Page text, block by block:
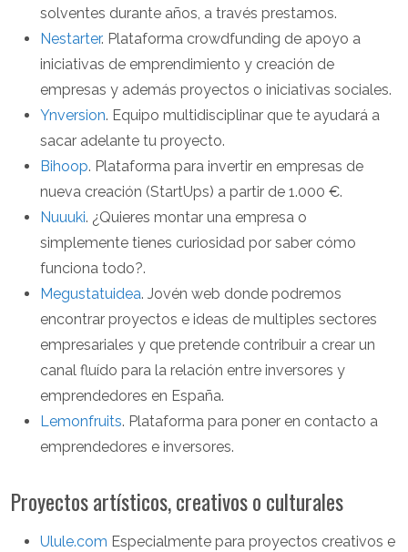
solventes durante años, a través prestamos.
Nestarter. Plataforma crowdfunding de apoyo a
iniciativas de emprendimiento y creación de
empresas y además proyectos o iniciativas sociales.
Ynversion. Equipo multidisciplinar que te ayudará a
sacar adelante tu proyecto.
Bihoop. Plataforma para invertir en empresas de
nueva creación (StartUps) a partir de 1.000 €.
Nuuuki. ¿Quieres montar una empresa o
simplemente tienes curiosidad por saber cómo
funciona todo?.
Megustatuidea. Jovén web donde podremos
encontrar proyectos e ideas de multiples sectores
empresariales y que pretende contribuir a crear un
canal fluído para la relación entre inversores y
emprendedores en España.
Lemonfruits. Plataforma para poner en contacto a
emprendedores e inversores.
Proyectos artísticos, creativos o culturales
Ulule.com Especialmente para proyectos creativos e